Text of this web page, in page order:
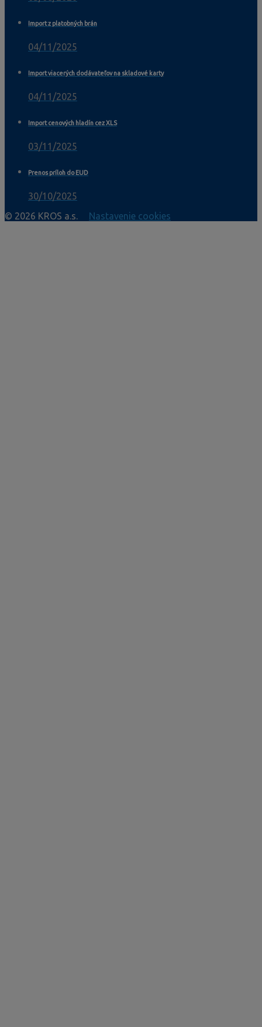
Import z platobných brán
04/11/2025
Import viacerých dodávateľov na skladové karty
04/11/2025
Import cenových hladín cez XLS
03/11/2025
Prenos príloh do EUD
30/10/2025
© 2026 KROS a.s.
Nastavenie cookies